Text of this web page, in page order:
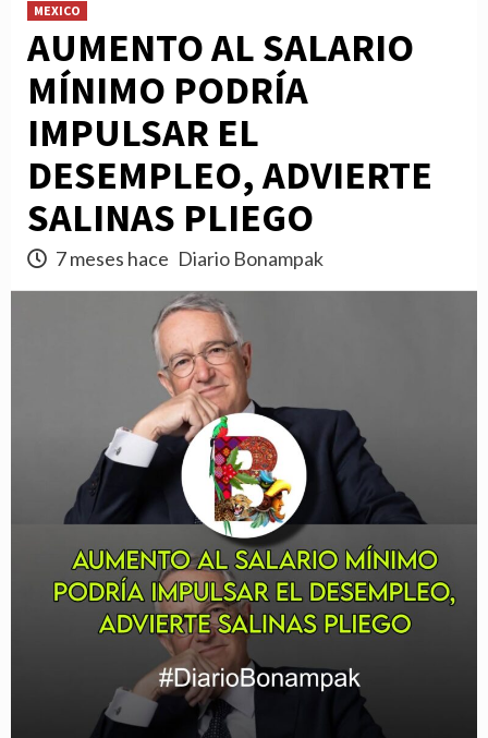
MEXICO
AUMENTO AL SALARIO
MÍNIMO PODRÍA
IMPULSAR EL
DESEMPLEO, ADVIERTE
SALINAS PLIEGO
7 meses hace Diario Bonampak